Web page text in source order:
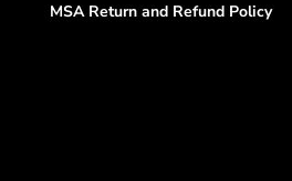
MSA Return and Refund Policy